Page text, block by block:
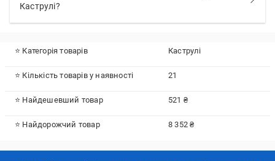
Каструлі?
⭐ Категорія товарів Каструлі
⭐ Кількість товарів у наявності 21
⭐ Найдешевший товар 521 ₴
⭐ Найдорожчий товар 8 352 ₴